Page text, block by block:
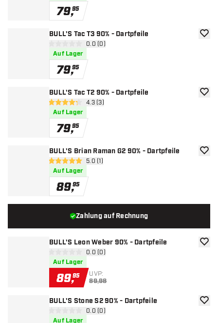
79,95
BULL'S Tac T3 90% - Dartpfeile
Bewertungsbereich öffnen
0 Bewertungssterne
0.0 (0)
Auf Lager
79,95
Zur
BULL'S Tac T2 90% - Dartpfeile
Bewertungsbereich öffnen
4.3 Bewertungssterne
4.3 (3)
Auf Lager
79,95
Zur
BULL'S Brian Raman G2 90% - Dartpfeile
Bewertungsbereich öffnen
5 Bewertungssterne
5.0 (1)
Auf Lager
89,95
Zur
BULL'S Leon Weber 90% - Dartpfeile
Bewertungsbereich öffnen
0 Bewertungssterne
0.0 (0)
Auf Lager
89,95 UVP:
89,98
Zur
BULL'S Stone S2 90% - Dartpfeile
Bewertungsbereich öffnen
0 Bewertungssterne
0.0 (0)
Auf Lager
Zur
Zahlung auf Rechnung